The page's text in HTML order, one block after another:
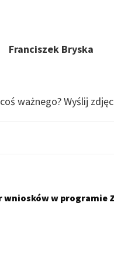
Franciszek Bryska
ważnego?Wyślij
wniosków w programie